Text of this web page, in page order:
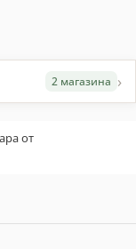
2 магазина ›
от